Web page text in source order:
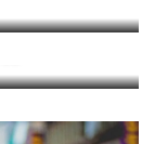
Les